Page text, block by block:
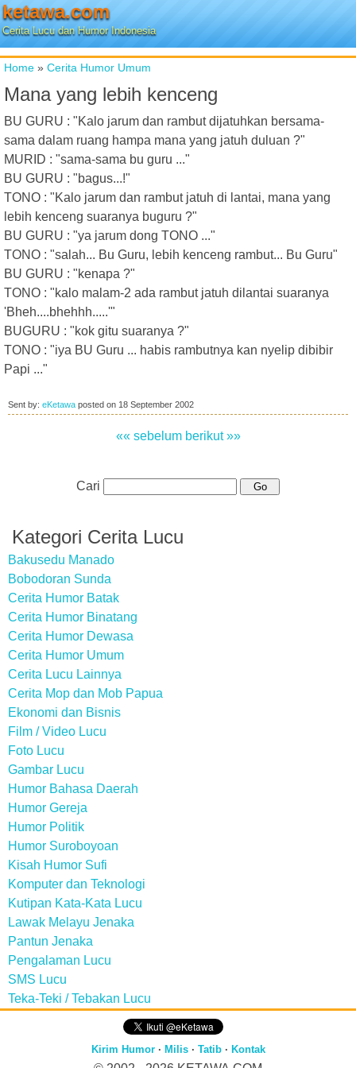
ketawa.com
Cerita Lucu dan Humor Indonesia
Home » Cerita Humor Umum
Mana yang lebih kenceng
BU GURU : "Kalo jarum dan rambut dijatuhkan bersama-
sama dalam ruang hampa mana yang jatuh duluan ?"
MURID : "sama-sama bu guru ..."
BU GURU : "bagus...!"
TONO : "Kalo jarum dan rambut jatuh di lantai, mana yang
lebih kenceng suaranya buguru ?"
BU GURU : "ya jarum dong TONO ..."
TONO : "salah... Bu Guru, lebih kenceng rambut... Bu Guru"
BU GURU : "kenapa ?"
TONO : "kalo malam-2 ada rambut jatuh dilantai suaranya
'Bheh....bhehhh.....'"
BUGURU : "kok gitu suaranya ?"
TONO : "iya BU Guru ... habis rambutnya kan nyelip dibibir
Papi ..."
Sent by: eKetawa posted on 18 September 2002
«« sebelum berikut »»
Cari
Kategori Cerita Lucu
Bakusedu Manado
Bobodoran Sunda
Cerita Humor Batak
Cerita Humor Binatang
Cerita Humor Dewasa
Cerita Humor Umum
Cerita Lucu Lainnya
Cerita Mop dan Mob Papua
Ekonomi dan Bisnis
Film / Video Lucu
Foto Lucu
Gambar Lucu
Humor Bahasa Daerah
Humor Gereja
Humor Politik
Humor Suroboyoan
Kisah Humor Sufi
Komputer dan Teknologi
Kutipan Kata-Kata Lucu
Lawak Melayu Jenaka
Pantun Jenaka
Pengalaman Lucu
SMS Lucu
Teka-Teki / Tebakan Lucu
Kirim Humor· Milis· Tatib· Kontak